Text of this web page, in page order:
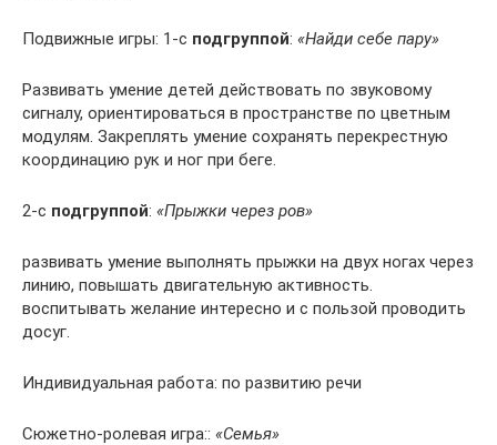
Подвижные игры: 1-с подгруппой: «Найди себе пару»
Развивать умение детей действовать по звуковому
сигналу, ориентироваться в пространстве по цветным
модулям. Закреплять умение сохранять перекрестную
координацию рук и ног при беге.
2-с подгруппой: «Прыжки через ров»
развивать умение выполнять прыжки на двух ногах через
линию, повышать двигательную активность.
воспитывать желание интересно и с пользой проводить
досуг.
Индивидуальная работа: по развитию речи
Сюжетно-ролевая игра:: «Семья»